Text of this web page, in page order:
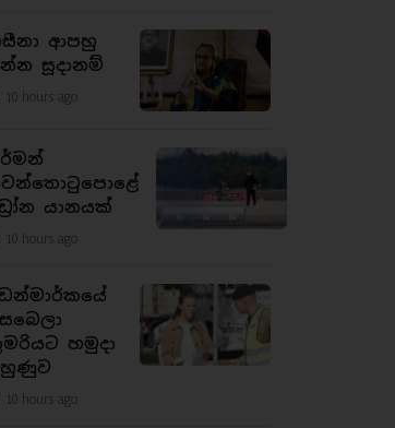
ආපහු
සූදානම්
10 hours ago
යානයක්
10 hours ago
හමුදා
10 hours ago